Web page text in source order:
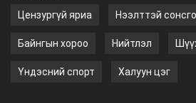
Цензургүй яриа
Нээлттэй
Байнгын хороо Нийтлэл
Үндэсний спорт Халуун цэг